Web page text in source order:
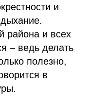
и
района и всех
– ведь делать
полезно,
в